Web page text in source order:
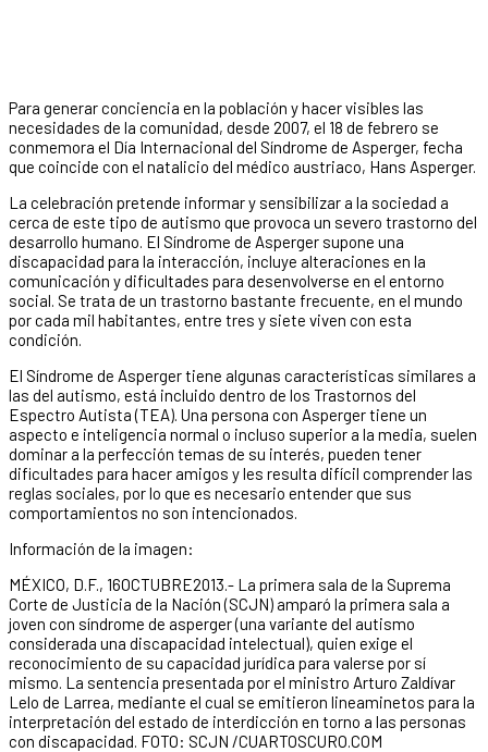
Para generar conciencia en la población y hacer visibles las
necesidades de la comunidad, desde 2007, el 18 de febrero se
conmemora el Día Internacional del Síndrome de Asperger, fecha
que coincide con el natalicio del médico austriaco, Hans Asperger.
La celebración pretende informar y sensibilizar a la sociedad a
cerca de este tipo de autismo que provoca un severo trastorno del
desarrollo humano. El Síndrome de Asperger supone una
discapacidad para la interacción, incluye alteraciones en la
comunicación y dificultades para desenvolverse en el entorno
social. Se trata de un trastorno bastante frecuente, en el mundo
por cada mil habitantes, entre tres y siete viven con esta
condición.
El Síndrome de Asperger tiene algunas características similares a
las del autismo, está incluido dentro de los Trastornos del
Espectro Autista (TEA). Una persona con Asperger tiene un
aspecto e inteligencia normal o incluso superior a la media, suelen
dominar a la perfección temas de su interés, pueden tener
dificultades para hacer amigos y les resulta difícil comprender las
reglas sociales, por lo que es necesario entender que sus
comportamientos no son intencionados.
Información de la imagen:
MÉXICO, D.F., 16OCTUBRE2013.- La primera sala de la Suprema
Corte de Justicia de la Nación (SCJN) amparó la primera sala a
joven con síndrome de asperger (una variante del autismo
considerada una discapacidad intelectual), quien exige el
reconocimiento de su capacidad jurídica para valerse por sí
mismo. La sentencia presentada por el ministro Arturo Zaldívar
Lelo de Larrea, mediante el cual se emitieron lineaminetos para la
interpretación del estado de interdicción en torno a las personas
con discapacidad. FOTO: SCJN /CUARTOSCURO.COM